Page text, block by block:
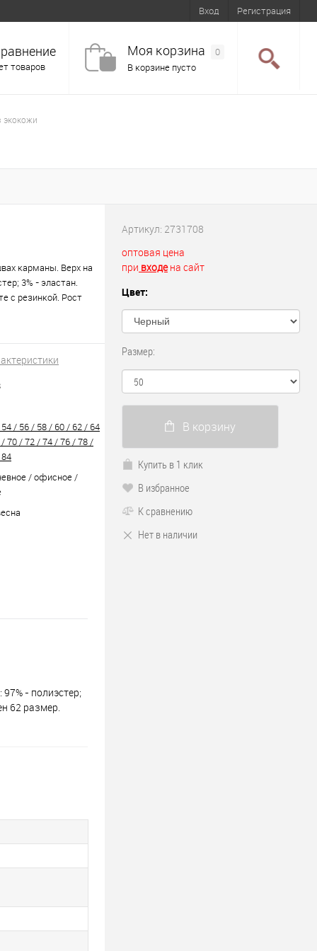
Вход Регистрация
товаров
Моя корзина
0
В корзине пусто
карманы. Верх на
3% - эластан.
с резинкой. Рост
/ 56 / 58 / 60 / 62 / 64
70 / 72 / 74 / 76 / 78 /
/ офисное /
- полиэстер;
62 размер.
Артикул: 2731708
оптовая цена
при входена сайт
Цвет:
Размер:
В корзину
Купить в 1 клик
В избранное
К сравнению
Нет в наличии